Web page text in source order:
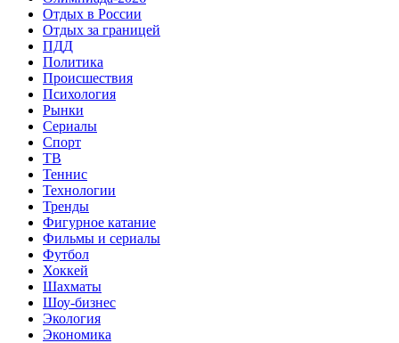
Отдых в России
Отдых за границей
ПДД
Политика
Происшествия
Психология
Рынки
Сериалы
Спорт
ТВ
Теннис
Технологии
Тренды
Фигурное катание
Фильмы и сериалы
Футбол
Хоккей
Шахматы
Шоу-бизнес
Экология
Экономика